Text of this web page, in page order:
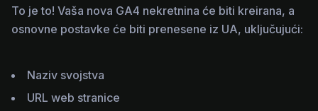
To je to! Vaša nova GA4 nekretnina će biti kreirana, a
osnovne postavke će biti prenesene iz UA, uključujući:
Naziv svojstva
URL web stranice